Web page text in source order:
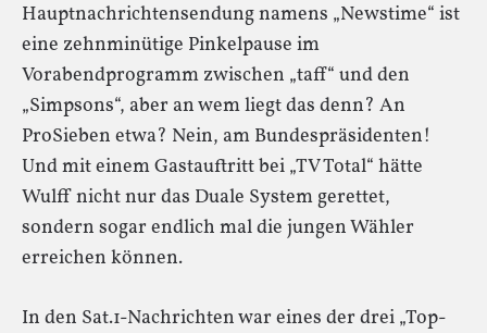
Hauptnachrichtensendung namens „Newstime“ ist
eine zehnminütige Pinkelpause im
Vorabendprogramm zwischen „taff“ und den
„Simpsons“, aber an wem liegt das denn? An
ProSieben etwa? Nein, am Bundespräsidenten!
Und mit einem Gastauftritt bei „TV Total“ hätte
Wulff nicht nur das Duale System gerettet,
sondern sogar endlich mal die jungen Wähler
erreichen können.
In den Sat.1-Nachrichten war eines der drei „Top-